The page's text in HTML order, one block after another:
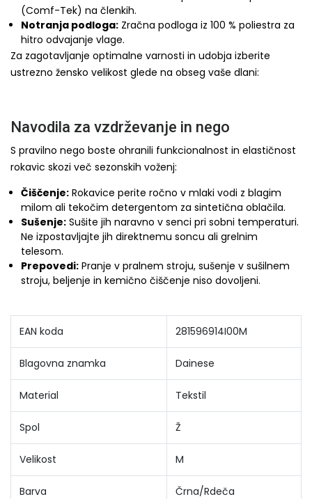
(Comf-Tek) na členkih.
Notranja podloga: Zračna podloga iz 100 % poliestra za
hitro odvajanje vlage.
Za zagotavljanje optimalne varnosti in udobja izberite
ustrezno žensko velikost glede na obseg vaše dlani:
Navodila za vzdrževanje in nego
S pravilno nego boste ohranili funkcionalnost in elastičnost
rokavic skozi več sezonskih voženj:
Čiščenje: Rokavice perite ročno v mlaki vodi z blagim
milom ali tekočim detergentom za sintetična oblačila.
Sušenje: Sušite jih naravno v senci pri sobni temperaturi.
Ne izpostavljajte jih direktnemu soncu ali grelnim
telesom.
Prepovedi: Pranje v pralnem stroju, sušenje v sušilnem
stroju, beljenje in kemično čiščenje niso dovoljeni.
EAN koda 281596914I00M
Blagovna znamka Dainese
Material Tekstil
Spol Ž
Velikost M
Barva Črna/Rdeča